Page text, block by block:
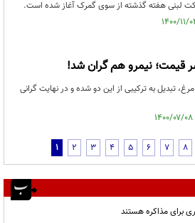
قیمت؛ نیمرو هم گران شد!
تبدیل به ترکیبی از این دو شده و در نهایت گرانی
1 2 3 4 5 6 7 8
برای مذاکره هستند